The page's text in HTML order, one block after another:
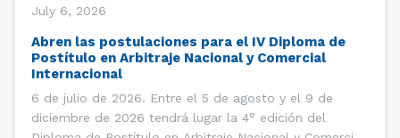
July 6, 2026
Abren las postulaciones para el IV Diploma de
Postítulo en Arbitraje Nacional y Comercial
Internacional
6 de julio de 2026. Entre el 5 de agosto y el 9 de
diciembre de 2026 tendrá lugar la 4° edición del